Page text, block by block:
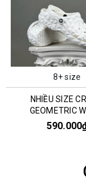
8+ size
NHIỀU SIZE
GEOMETRIC